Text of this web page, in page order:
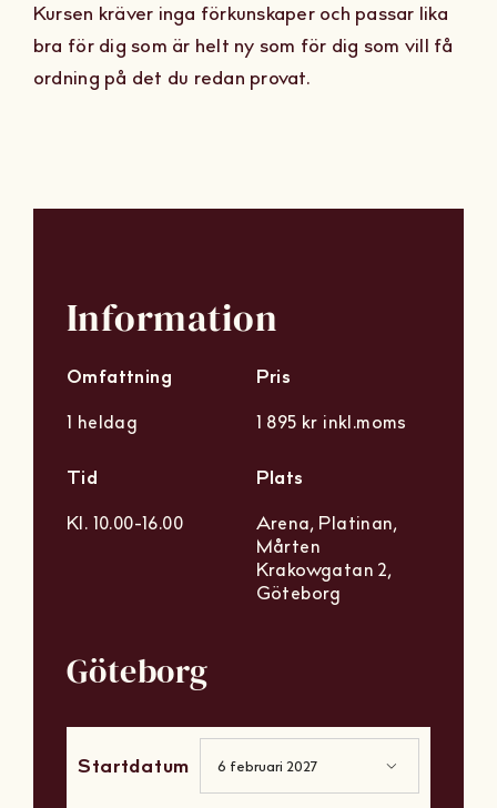
Kursen kräver inga förkunskaper och passar lika
bra för dig som är helt ny som för dig som vill få
ordning på det du redan provat.
Information
Omfattning
1 heldag
Pris
1 895 kr inkl.moms
Tid
Kl. 10.00-16.00
Plats
Arena, Platinan,
Mårten
Krakowgatan 2,
Göteborg
Göteborg
Startdatum 